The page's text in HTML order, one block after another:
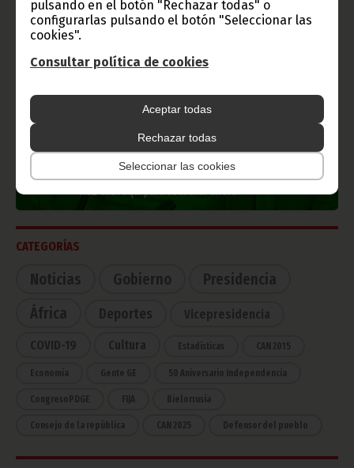
pulsando en el botón "Rechazar todas" o
configurarlas pulsando el botón "Seleccionar las
cookies".
Consultar política de cookies
Aceptar todas
Rechazar todas
Seleccionar las cookies
Radio Nacional de Guinea
Ecuatorial
Haz click aquí para escuchar ahora
CATEGORÍAS
Noticias Gobierno
Presidencia
África
Deportes Vicepresidencia
COVID-19 Cultura Estadísticas CAN 2015
Economía Gente GE 50 Aniversario Independencia
CongresoPDGE FIJA Bielorrusia
Consejo de la república CAN 2025 Defensor del pueblo